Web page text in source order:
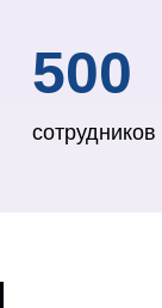
500
сотрудников